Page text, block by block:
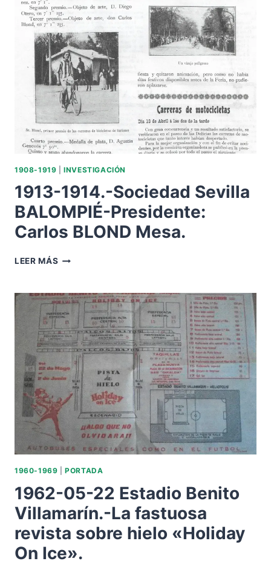
SEGUNDA
DIVISIÓN-
GRUPO
III:
BETIS
DEPORTIVO-
5
DAIMIEL
CF-
1.
1908-1919 |INVESTIGACIÓN
1913-1914.-Sociedad Sevilla
BALOMPIÉ-Presidente:
Carlos BLOND Mesa.
LEER MÁS 1913-
SEVILLA
BALOMPIÉ-
PRESIDENTE:
CARLOS
BLOND
MESA.
1960-1969 |PORTADA
1962-05-22 Estadio Benito
Villamarín.-La fastuosa
revista sobre hielo «Holiday
On Ice».